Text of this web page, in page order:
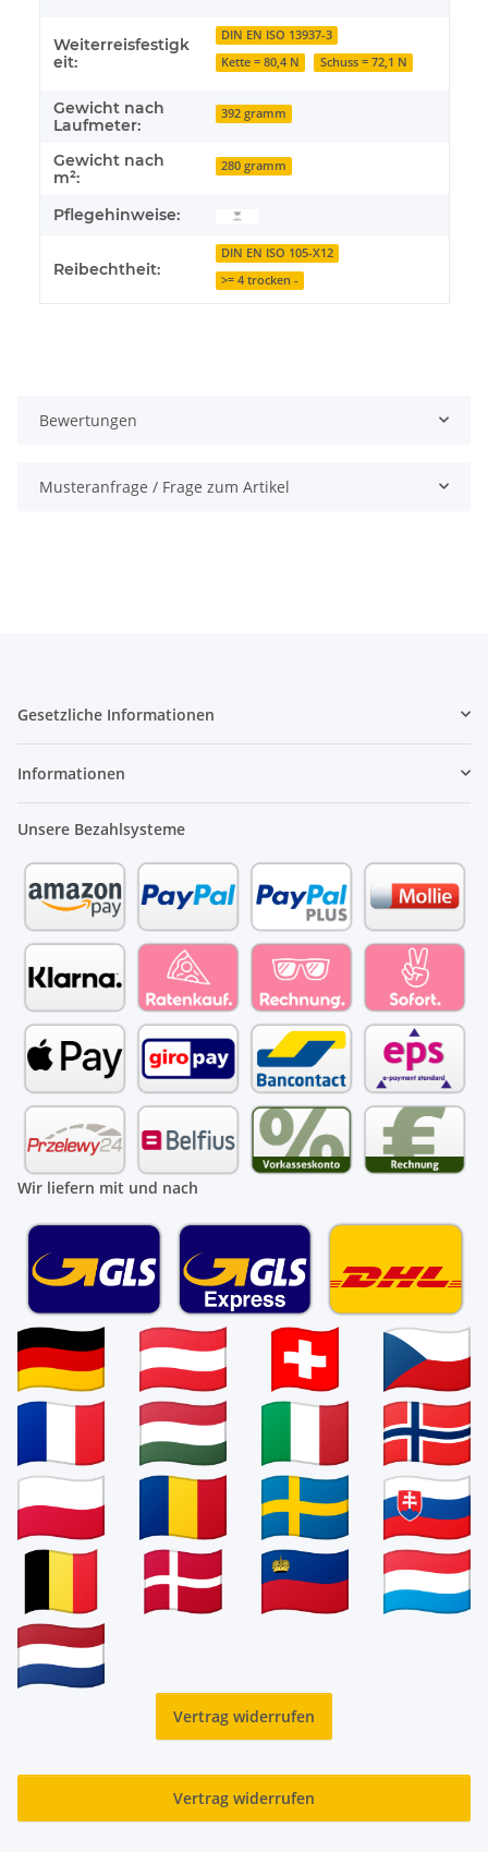
Weiterreisfestigk
eit:
DIN EN ISO 13937-3
Kette = 80,4 N
Schuss = 72,1 N
Gewicht nach
Laufmeter:
392 gramm
Gewicht nach
m²:
280 gramm
Pflegehinweise:
Reibechtheit:
DIN EN ISO 105-X12
>= 4 trocken -
Bewertungen
Musteranfrage / Frage zum Artikel
Gesetzliche Informationen
Informationen
Unsere Bezahlsysteme
Wir liefern mit und nach
Vertrag widerrufen
Vertrag widerrufen